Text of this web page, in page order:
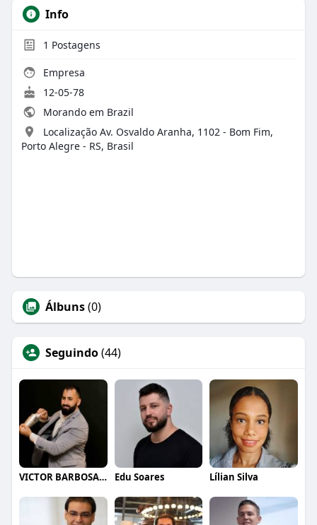
Info
1 Postagens
Empresa
12-05-78
Morando em Brazil
Localização Av. Osvaldo Aranha, 1102 - Bom Fim,
Porto Alegre - RS, Brasil
Álbuns(0)
Seguindo(44)
VICTOR BARBOSA QUARANTA Edu Soares Lílian Silva